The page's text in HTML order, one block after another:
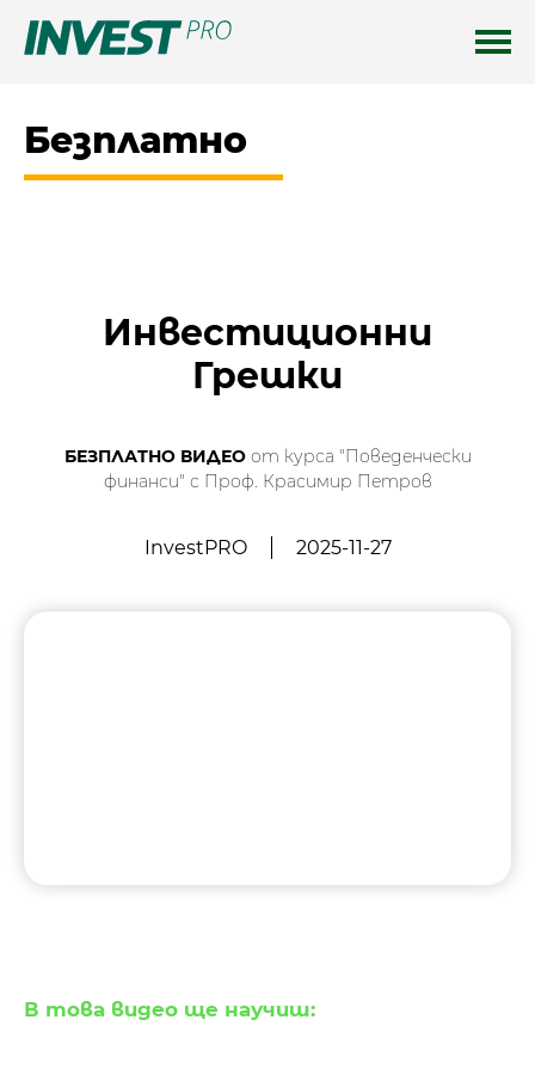
Безплатно
Инвестиционни
Грешки
БЕЗПЛАТНО ВИДЕОот курса "Поведенчески
финанси" с Проф. Красимир Петров
InvestPRO 2025-11-27
В това видео ще научиш: